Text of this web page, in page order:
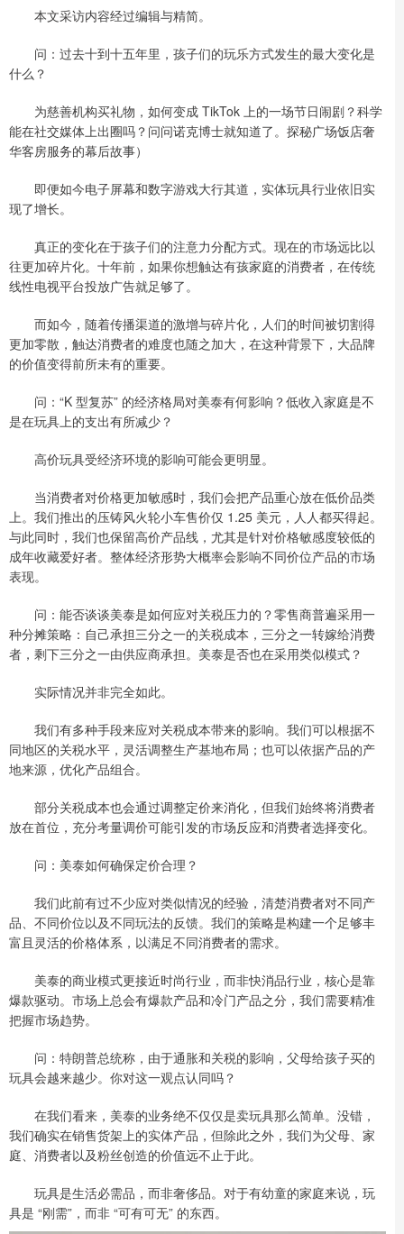
本文采访内容经过编辑与精简。
问：过去十到十五年里，孩子们的玩乐方式发生的最大变化是
什么？
为慈善机构买礼物，如何变成 TikTok 上的一场节日闹剧？科学
能在社交媒体上出圈吗？问问诺克博士就知道了。探秘广场饭店奢
华客房服务的幕后故事）
即便如今电子屏幕和数字游戏大行其道，实体玩具行业依旧实
现了增长。
真正的变化在于孩子们的注意力分配方式。现在的市场远比以
往更加碎片化。十年前，如果你想触达有孩家庭的消费者，在传统
线性电视平台投放广告就足够了。
而如今，随着传播渠道的激增与碎片化，人们的时间被切割得
更加零散，触达消费者的难度也随之加大，在这种背景下，大品牌
的价值变得前所未有的重要。
问：“K 型复苏” 的经济格局对美泰有何影响？低收入家庭是不
是在玩具上的支出有所减少？
高价玩具受经济环境的影响可能会更明显。
当消费者对价格更加敏感时，我们会把产品重心放在低价品类
上。我们推出的压铸风火轮小车售价仅 1.25 美元，人人都买得起。
与此同时，我们也保留高价产品线，尤其是针对价格敏感度较低的
成年收藏爱好者。整体经济形势大概率会影响不同价位产品的市场
表现。
问：能否谈谈美泰是如何应对关税压力的？零售商普遍采用一
种分摊策略：自己承担三分之一的关税成本，三分之一转嫁给消费
者，剩下三分之一由供应商承担。美泰是否也在采用类似模式？
实际情况并非完全如此。
我们有多种手段来应对关税成本带来的影响。我们可以根据不
同地区的关税水平，灵活调整生产基地布局；也可以依据产品的产
地来源，优化产品组合。
部分关税成本也会通过调整定价来消化，但我们始终将消费者
放在首位，充分考量调价可能引发的市场反应和消费者选择变化。
问：美泰如何确保定价合理？
我们此前有过不少应对类似情况的经验，清楚消费者对不同产
品、不同价位以及不同玩法的反馈。我们的策略是构建一个足够丰
富且灵活的价格体系，以满足不同消费者的需求。
美泰的商业模式更接近时尚行业，而非快消品行业，核心是靠
爆款驱动。市场上总会有爆款产品和冷门产品之分，我们需要精准
把握市场趋势。
问：特朗普总统称，由于通胀和关税的影响，父母给孩子买的
玩具会越来越少。你对这一观点认同吗？
在我们看来，美泰的业务绝不仅仅是卖玩具那么简单。没错，
我们确实在销售货架上的实体产品，但除此之外，我们为父母、家
庭、消费者以及粉丝创造的价值远不止于此。
玩具是生活必需品，而非奢侈品。对于有幼童的家庭来说，玩
具是 “刚需”，而非 “可有可无” 的东西。